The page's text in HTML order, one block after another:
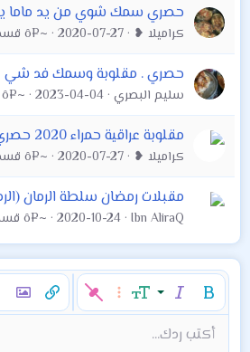
حصري سمك شوي من يد ماما
كراميلا ❥ 2020-07-27 ~¤ô قسم التغذية والطبخ ô¤~
حصري . مقلوبة وسمك فد شي
سليم البصري 2023-04-04 ~¤ô قسم التغذية والطبخ ô¤~
مقلوبة عراقية حمراء 2020 حصري لشباب الرافدين
كراميلا ❥ 2020-07-27 ~¤ô قسم التغذية والطبخ ô¤~
Ibn AliraQ
2020-10-24 ~¤ô قسم التغذية والطبخ ô¤~
غامق مائل حجم الخط
9
10
خيارات إضافية…إدراج رابط
إدراج
لون النصBackground Color
عائلة الخطالإبتسامات
إقتباسميديا إعادةتبديل الـ BB codeإزالة التنسيقأكتب ردك...